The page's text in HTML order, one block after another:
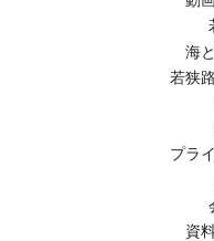
海
若狭
プラ
資